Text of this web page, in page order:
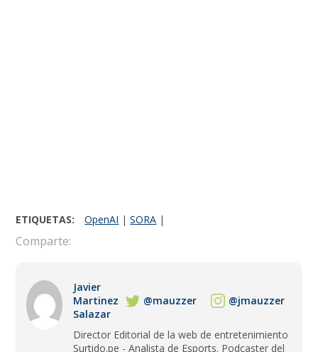
ETIQUETAS: OpenAI |SORA |
Comparte:
Javier
Martinez
Salazar
@mauzzer @jmauzzer
Director Editorial de la web de entretenimiento
Surtido.pe - Analista de Esports. Podcaster del